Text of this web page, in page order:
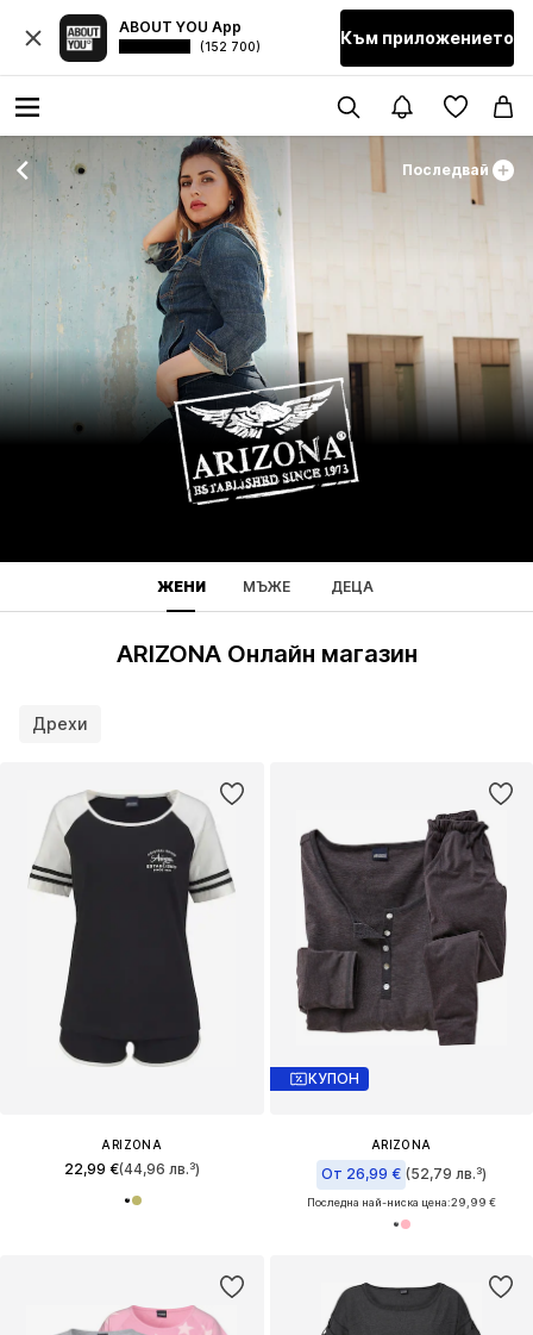
ABOUT YOU App
(152 700) Към приложението
Последвай
ЖЕНИ МЪЖЕ ДЕЦА
ARIZONA Онлайн магазин
Дрехи
ARIZONA
22,99 €(44,96 лв.³)
КУПОН
ARIZONA
От 26,99 € (52,79 лв.³)
Последна най-ниска цена:29,99 €